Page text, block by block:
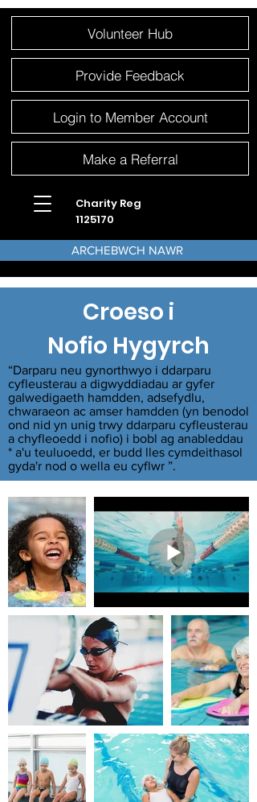
website
includes
Volunteer Hub
Provide Feedback
Login to Member Account
Make a Referral
Charity Reg
1125170
ARCHEBWCH NAWR
Croeso i
Nofio Hygyrch
“Darparu neu gynorthwyo i ddarparu
cyfleusterau a digwyddiadau ar gyfer
galwedigaeth hamdden, adsefydlu,
chwaraeon ac amser hamdden (yn benodol
ond nid yn unig trwy ddarparu cyfleusterau
a chyfleoedd i nofio) i bobl ag anableddau
* a'u teuluoedd, er budd lles cymdeithasol
gyda'r nod o wella eu cyflwr ”.